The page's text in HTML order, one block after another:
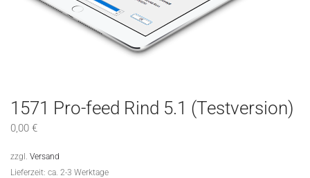
1571 Pro-feed Rind 5.1 (Testversion)
0,00 €
zzgl. Versand
Lieferzeit: ca. 2-3 Werktage